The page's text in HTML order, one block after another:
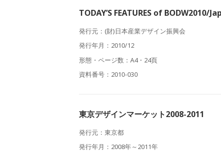
TODAY’S FEATURES of BODW2010/
発行元：(財)日本産業デザイン振興会
発行年月：2010/12
形態・ページ数：A4・24頁
資料番号：2010-030
東京デザインマーケット2008-2011
発行元：東京都
発行年月：2008年～2011年